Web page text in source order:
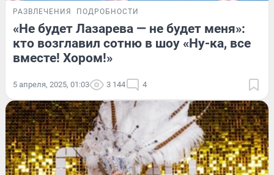
РАЗВЛЕЧЕНИЯ ПОДРОБНОСТИ
«Не будет Лазарева — не будет меня»:
кто возглавил сотню в шоу «Ну-ка, все
вместе! Хором!»
5 апреля, 2025, 01:03 3 144 4